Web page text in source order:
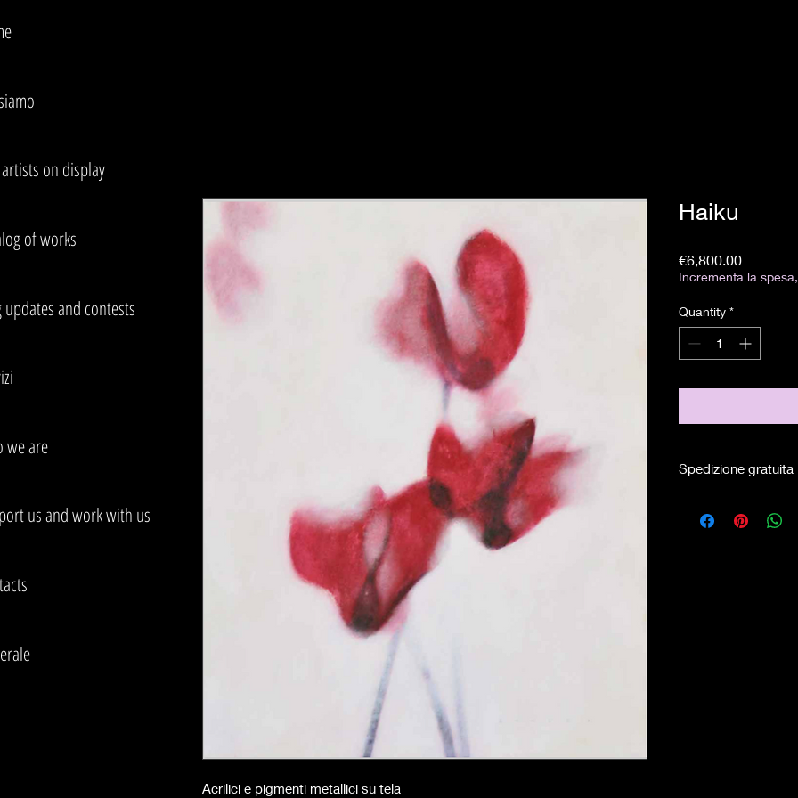
Acrilici e pigmenti metallici su tela
Haiku
€6,800.00Price
Incrementa la
Quantity *
Spedizione gratuita
on display
of works
updates and contests
we are
us and work with us